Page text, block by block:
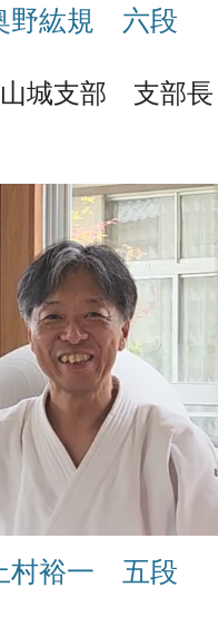
野紘規 六段
城支部 支部長
村裕一 五段